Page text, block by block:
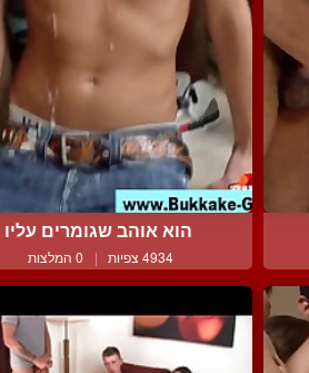
הוא אוהב שגומרים עליו
4934 צפיות | 0 המלצות